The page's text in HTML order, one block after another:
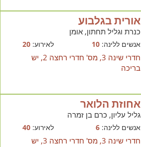
אורית בגלבוע
כנרת וגליל תחתון, אומן
אנשים ללינה:10 לאירוע:20
חדרי שינה 3, מס' חדרי רחצה 2, יש
בריכה
אחוזת הלואר
גליל עליון, כרם בן זמרה
אנשים ללינה:6 לאירוע:40
חדרי שינה 3, מס' חדרי רחצה 3, יש